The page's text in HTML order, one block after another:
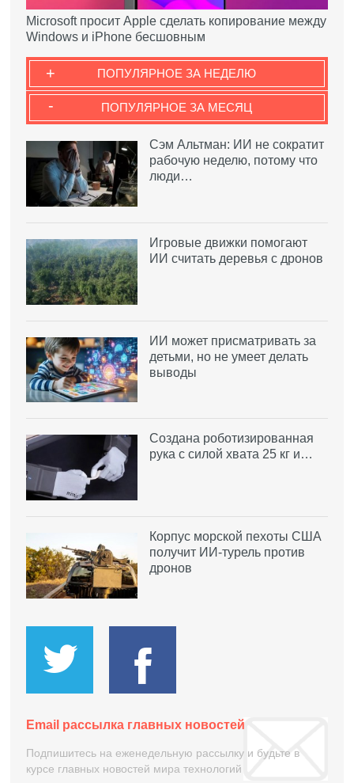
Microsoft просит Apple сделать копирование между
Windows и iPhone бесшовным
ПОПУЛЯРНОЕ ЗА НЕДЕЛЮ
+
ПОПУЛЯРНОЕ ЗА МЕСЯЦ
-
Сэм Альтман: ИИ не сократит
рабочую неделю, потому что
люди…
Игровые движки помогают
ИИ считать деревья с дронов
ИИ может присматривать за
детьми, но не умеет делать
выводы
Создана роботизированная
рука с силой хвата 25 кг и…
Корпус морской пехоты США
получит ИИ-турель против
дронов
Email рассылка главных новостей
Подпишитесь на еженедельную рассылку и будьте в
курсе главных новостей мира технологий